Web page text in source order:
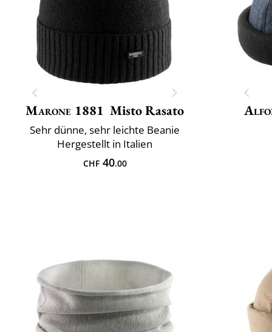
Marone 1881 Misto Rasato
Sehr dünne, sehr leichte Beanie
Hergestellt in Italien
CHF40.00